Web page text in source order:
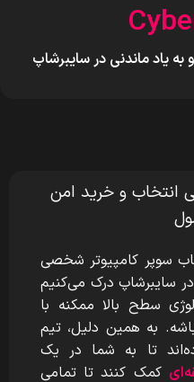
یاد ماندنی در سایبرشاپ
و خرید امن
سوپر کامپیوتر شخصی
سایبرشاپ درک می‌کنیم
سطح بالا ممکنه با
به همین دلیل، تیم
تا به شما در یک
کمک کنند تا تمامی